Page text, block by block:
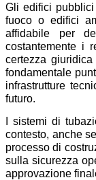
Gli edifici
fuoco o edifici
affidabile per
costantemente i
certezza
fondamentale
infrastrutture
futuro.
I sistemi di
contesto, anche
processo di
sulla sicurezza
approvazione